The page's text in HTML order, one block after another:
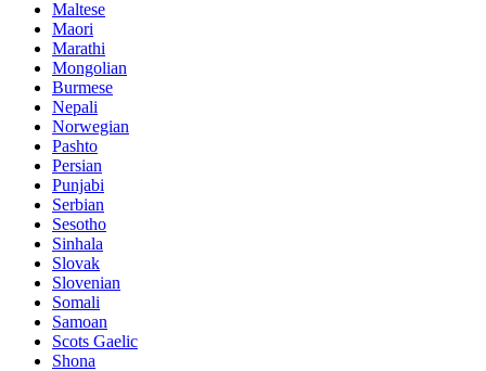
Maltese
Maori
Marathi
Mongolian
Burmese
Nepali
Norwegian
Pashto
Persian
Punjabi
Serbian
Sesotho
Sinhala
Slovak
Slovenian
Somali
Samoan
Scots Gaelic
Shona